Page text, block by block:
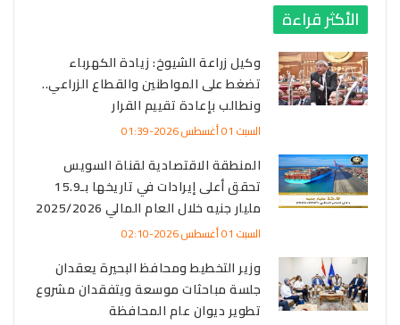
الأكثر قراءة
وكيل زراعة الشيوخ: زيادة الكهرباء
تضغط على المواطنين والقطاع الزراعي..
ونطالب بإعادة تقييم القرار
السبت 01 أغسطس 2026-01:39
المنطقة الاقتصادية لقناة السويس
تحقق أعلى إيرادات في تاريخها بـ15.9
مليار جنيه خلال العام المالي 2025/2026
السبت 01 أغسطس 2026-02:10
وزير التخطيط ومحافظ البحيرة يعقدان
جلسة مباحثات موسعة ويتفقدان مشروع
تطوير ديوان عام المحافظة